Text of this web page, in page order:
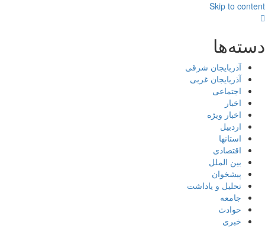
Skip to content
دسته‌ها
آذربایجان شرقی
آذربایجان غربی
اجتماعی
اخبار
اخبار ویژه
اردبیل
استانها
اقتصادی
بین الملل
پیشخوان
تحلیل و یاداشت
جامعه
حوادث
خبری